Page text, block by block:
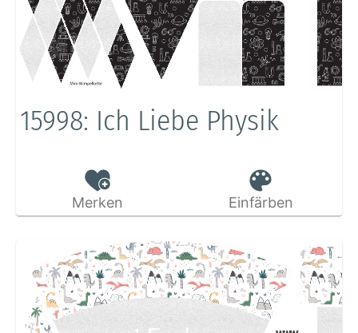
15998: Ich Liebe Physik
Merken Einfärben